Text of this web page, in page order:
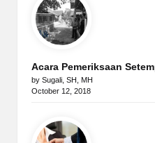
Acara Pemeriksaan
by Sugali, SH, MH
October 12, 2018